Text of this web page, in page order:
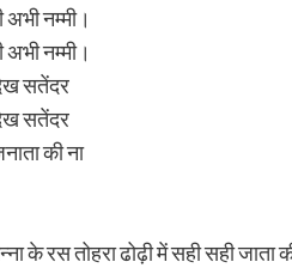
अभी नम्मी।
अभी नम्मी।
सतेंदर
सतेंदर
की ना
के रस तोहरा ढोढ़ी में सही सही जाता